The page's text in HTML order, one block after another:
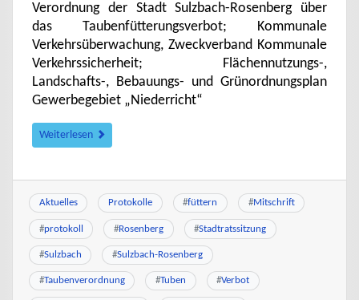
Verordnung der Stadt Sulzbach-Rosenberg über
das Taubenfütterungsverbot; Kommunale
Verkehrsüberwachung, Zweckverband Kommunale
Verkehrssicherheit; Flächennutzungs-,
Landschafts-, Bebauungs- und Grünordnungsplan
Gewerbegebiet „Niederricht“
Weiterlesen
Aktuelles Protokolle #füttern #Mitschrift
#protokoll #Rosenberg #Stadtratssitzung
#Sulzbach #Sulzbach-Rosenberg
#Taubenverordnung #Tuben #Verbot